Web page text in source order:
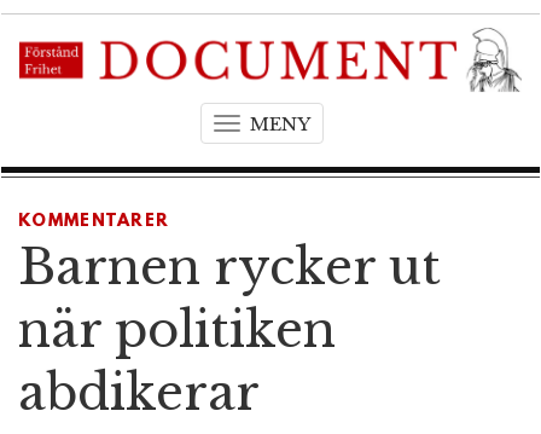
MENYT
g
e
a
KOMMENTARER
Barnen rycker ut
när politiken
abdikerar